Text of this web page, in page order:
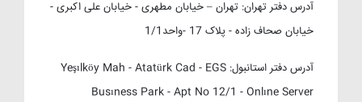
آدرس دفتر تهران: تهران – خیابان مطهری - خیابان علی اکبری -
خیابان صحاف زاده - پلاک 17 -واحد1/1
آدرس دفتر استانبول: Yeşılköy Mah - Atatürk Cad - EGS
Busıness Park - Apt No 12/1 - Onlıne Server